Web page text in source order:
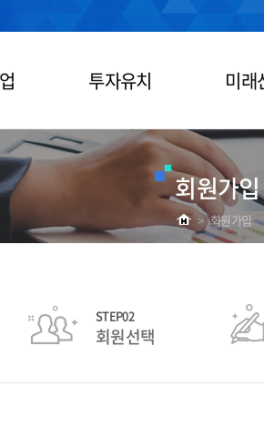
투자유치 미래
회원가입
> 회원가입
STEP02
회원선택